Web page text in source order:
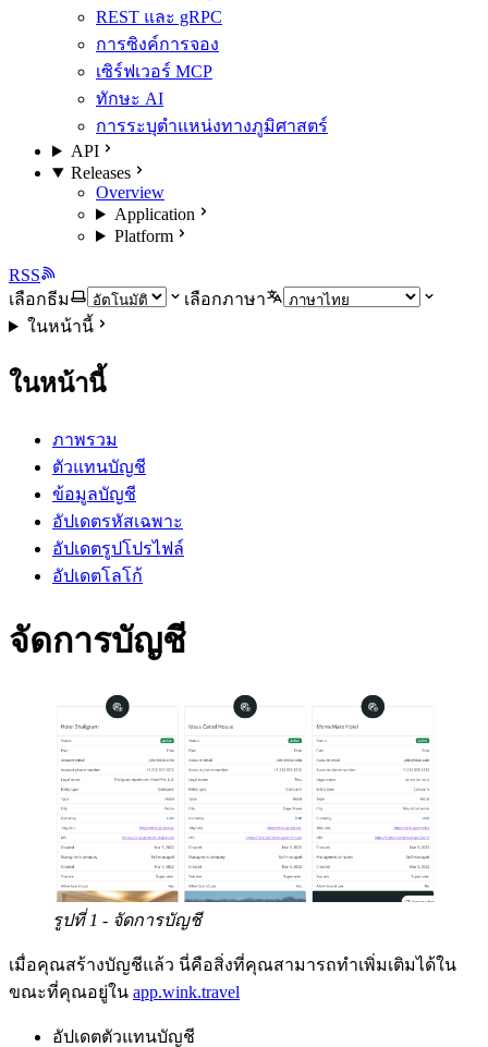
REST และ gRPC
การซิงค์การจอง
เซิร์ฟเวอร์ MCP
ทักษะ AI
การระบุตำแหน่งทางภูมิศาสตร์
API
Releases
Overview
Application
Platform
RSS
เลือกธีม
เลือกภาษา
ในหน้านี้
ในหน้านี้
ภาพรวม
ตัวแทนบัญชี
ข้อมูลบัญชี
อัปเดตรหัสเฉพาะ
อัปเดตรูปโปรไฟล์
อัปเดตโลโก้
จัดการบัญชี
รูปที่ 1 - จัดการบัญชี
เมื่อคุณสร้างบัญชีแล้ว นี่คือสิ่งที่คุณสามารถทำเพิ่มเติมได้ใน
ขณะที่คุณอยู่ใน app.wink.travel
อัปเดตตัวแทนบัญชี